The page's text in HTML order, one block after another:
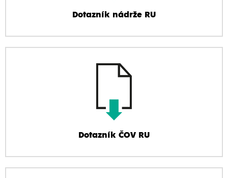
Dotazník nádrže RU
Dotazník ČOV RU